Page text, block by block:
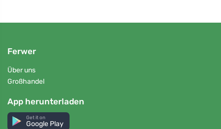
Ferwer
Über uns
Großhandel
App herunterladen
Get it on
Google Play